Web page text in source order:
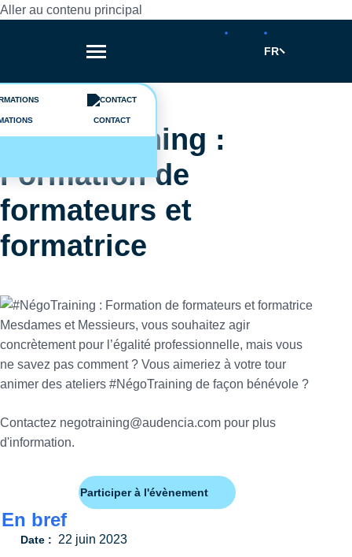
Aller au contenu principal
FR
CONTACT
Événements
#NégoTraining :
Formation de
formateurs et
formatrice
Mesdames et Messieurs, vous souhaitez agir
concrètement pour l’égalité professionnelle, mais vous
ne savez pas comment ? Vous aimeriez à votre tour
animer des ateliers #NégoTraining de façon bénévole ?
Contactez negotraining@audencia.com pour plus
d'information.
Participer à l'évènement
En bref
Date : 22 juin 2023